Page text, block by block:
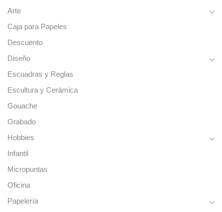
Arte
Caja para Papeles
Descuento
Diseño
Escuadras y Reglas
Escultura y Cerámica
Gouache
Grabado
Hobbies
Infantil
Micropuntas
Oficina
Papelería